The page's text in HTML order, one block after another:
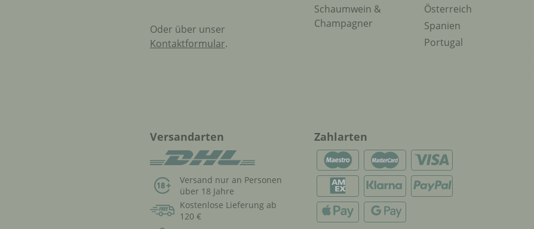
Oder über unser
Kontaktformular.
Schaumwein &
Champagner
Österreich
Spanien
Portugal
Versandarten
Versand nur an Personen
über 18 Jahre
Kostenlose Lieferung ab
120 €
Zahlarten